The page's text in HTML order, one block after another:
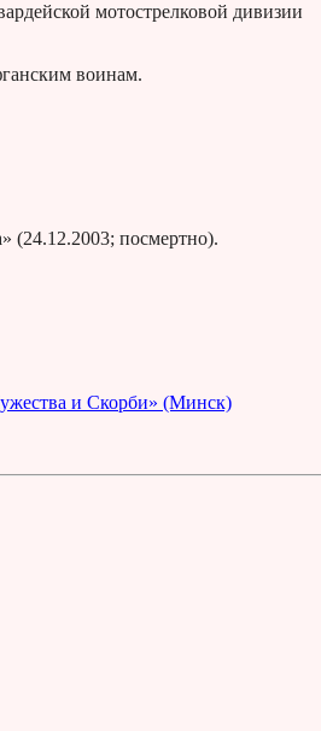
мотострелковой дивизии
воинам.
(24.12.2003; посмертно).
и Скорби» (Минск)